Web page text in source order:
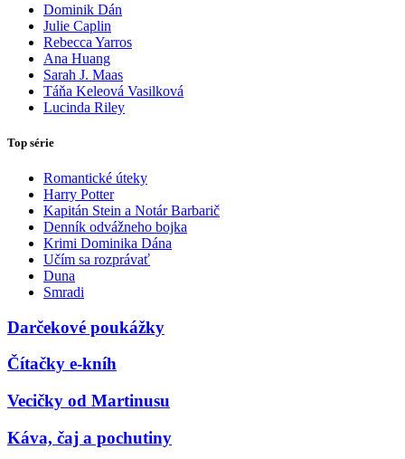
Dominik Dán
Julie Caplin
Rebecca Yarros
Ana Huang
Sarah J. Maas
Táňa Keleová Vasilková
Lucinda Riley
Top série
Romantické úteky
Harry Potter
Kapitán Stein a Notár Barbarič
Denník odvážneho bojka
Krimi Dominika Dána
Učím sa rozprávať
Duna
Smradi
Darčekové poukážky
Čítačky e-kníh
Vecičky od Martinusu
Káva, čaj a pochutiny